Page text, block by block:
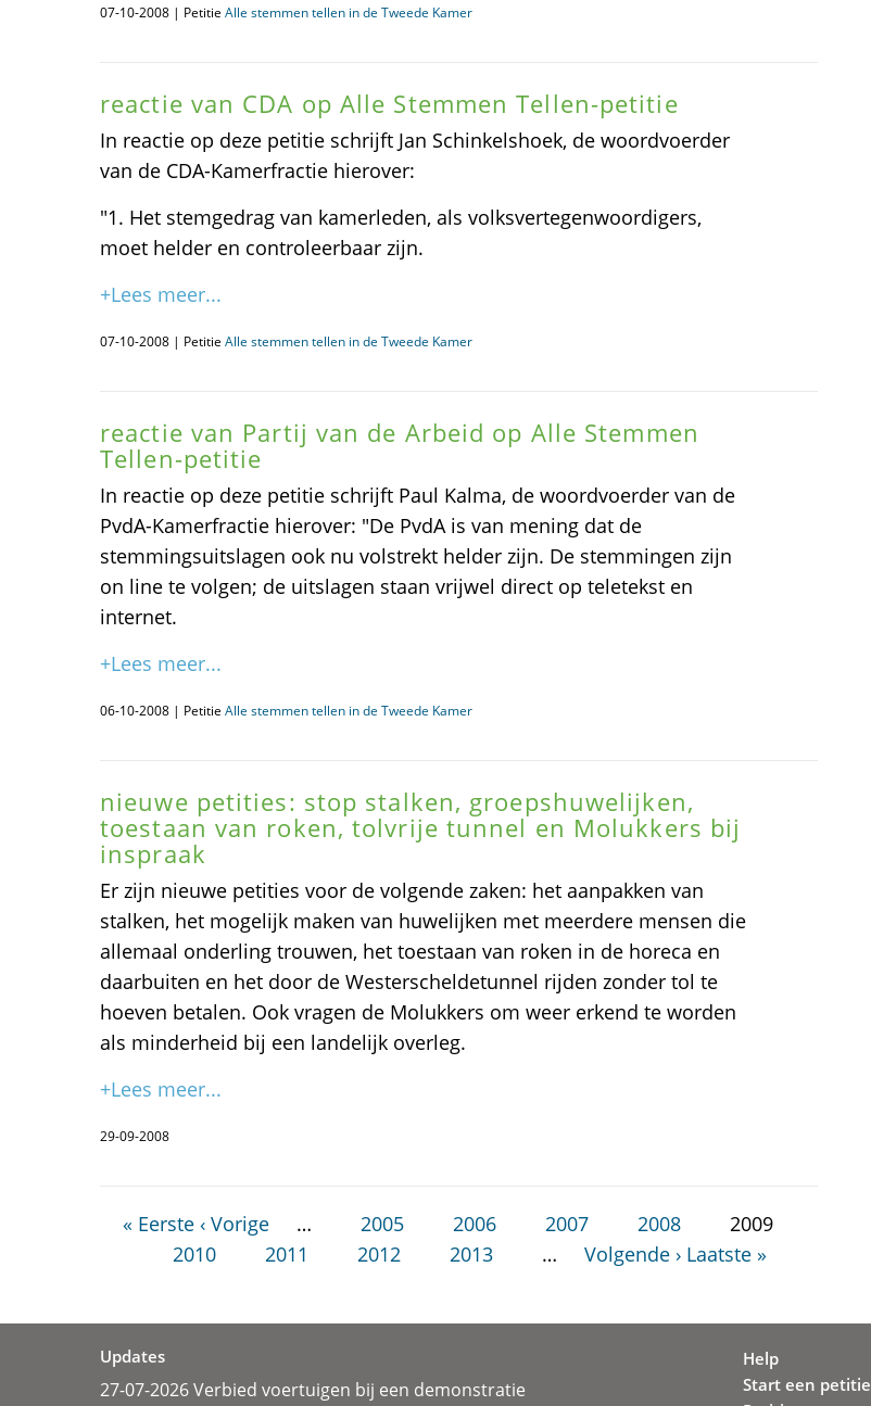
07-10-2008 | Petitie Alle stemmen tellen in de Tweede Kamer
reactie van CDA op Alle Stemmen Tellen-petitie
In reactie op deze petitie schrijft Jan Schinkelshoek, de woordvoerder
van de CDA-Kamerfractie hierover:
"1. Het stemgedrag van kamerleden, als volksvertegenwoordigers,
moet helder en controleerbaar zijn.
+Lees meer...
07-10-2008 | Petitie Alle stemmen tellen in de Tweede Kamer
reactie van Partij van de Arbeid op Alle Stemmen
Tellen-petitie
In reactie op deze petitie schrijft Paul Kalma, de woordvoerder van de
PvdA-Kamerfractie hierover: "De PvdA is van mening dat de
stemmingsuitslagen ook nu volstrekt helder zijn. De stemmingen zijn
on line te volgen; de uitslagen staan vrijwel direct op teletekst en
internet.
+Lees meer...
06-10-2008 | Petitie Alle stemmen tellen in de Tweede Kamer
nieuwe petities: stop stalken, groepshuwelijken,
toestaan van roken, tolvrije tunnel en Molukkers bij
inspraak
Er zijn nieuwe petities voor de volgende zaken: het aanpakken van
stalken, het mogelijk maken van huwelijken met meerdere mensen die
allemaal onderling trouwen, het toestaan van roken in de horeca en
daarbuiten en het door de Westerscheldetunnel rijden zonder tol te
hoeven betalen. Ook vragen de Molukkers om weer erkend te worden
als minderheid bij een landelijk overleg.
+Lees meer...
29-09-2008
« Eerste ‹ Vorige … 2005 2006 2007 2008
2009
2010
2011 2012 2013 … Volgende › Laatste »
Updates
27-07-2026 Verbied voertuigen bij een demonstratie
Help
Start een petitie